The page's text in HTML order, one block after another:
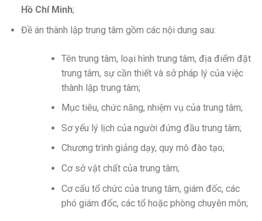
Hồ Chí Minh;
Đề án thành lập trung tâm gồm các nội dung sau:
Tên trung tâm, loại hình trung tâm, địa điểm đặt
trung tâm, sự cần thiết và sở pháp lý của việc
thành lập trung tâm;
Mục tiêu, chức năng, nhiệm vụ của trung tâm;
Sơ yếu lý lịch của người đứng đầu trung tâm;
Chương trình giảng dạy, quy mô đào tạo;
Cơ sở vật chất của trung tâm;
Cơ cấu tổ chức của trung tâm, giám đốc, các
phó giám đốc, các tổ hoặc phòng chuyên môn;